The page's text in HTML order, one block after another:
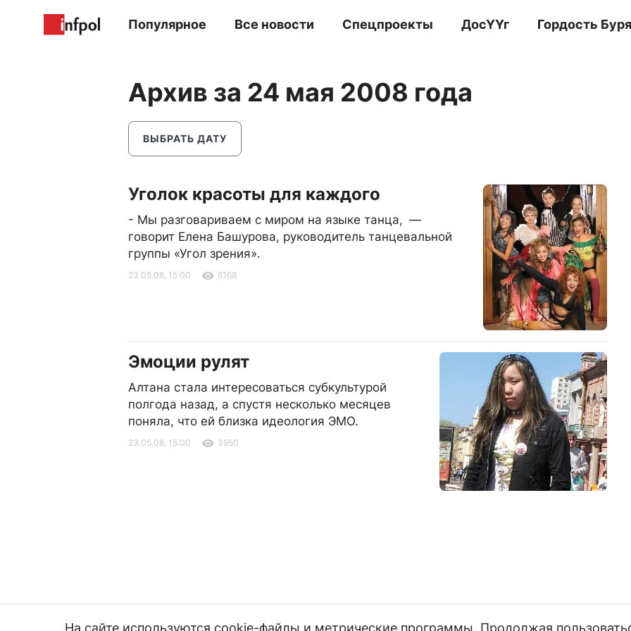
Популярное Все новости Спецпроекты ДосҮҮг Гордость
Архив за 24 мая 2008 года
ВЫБРАТЬ ДАТУ
Уголок красоты для каждого
- Мы разговариваем с миром на языке танца, —
говорит Елена Башурова, руководитель танцевальной
группы «Угол зрения».
23.05.08, 15:00 6168
Эмоции рулят
Алтана стала интересоваться субкультурой
полгода назад, а спустя несколько месяцев
поняла, что ей близка идеология ЭМО.
23.05.08, 15:00 3950
На сайте используются cookie-файлы и метрические программы. Продолжая